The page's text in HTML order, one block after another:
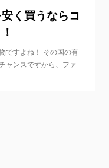
く買うならコ
ですよね！ その国の有
ャンスですから、ファ